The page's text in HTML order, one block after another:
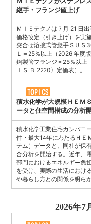
継手・フランジ値上げ
ＭＩＥテクノは７月 21 日
価格改定（引き上げ）を実
突合せ溶接式管継手ＳＵ
Ｌ＝25％以上（2026 年度
鋼製管フランジ＝25％以上
ＩＳ Ｂ 2220〉定価表）。
積水化学が大規模ＨＥＭ
ータと住空間構成の分析
積水化学工業住宅カンパニ
件・最大14年にわたるＨＥ
テム）データと、同社が保
合分析を開始する。近年、
部門におけるエネルギー負
を受け、実際の生活におけ
や暮らし方との関係を明らか
2026年7